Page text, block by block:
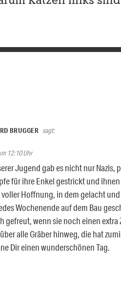
BRUGGER sagt:
12:10 Uhr
Jugend gab es nicht nur
für ihre Enkel gestrickt und
Hoffnung, in dem gelacht
Wochenende auf dem Bau
gefreut, wenn sie noch einen
alle Gräber hinweg, die hat
Dir einen wunderschönen Tag.